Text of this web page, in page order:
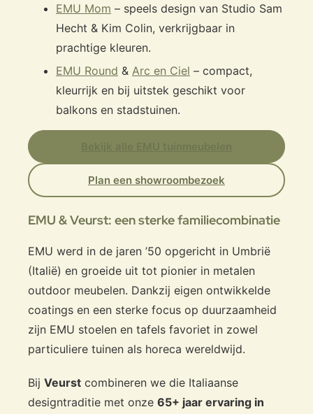
EMU Mom – speels design van Studio Sam
Hecht & Kim Colin, verkrijgbaar in
prachtige kleuren.
EMU Round & Arc en Ciel – compact,
kleurrijk en bij uitstek geschikt voor
balkons en stadstuinen.
Plan een showroombezoek
EMU & Veurst: een sterke familiecombinatie
EMU werd in de jaren ’50 opgericht in Umbrië
(Italië) en groeide uit tot pionier in metalen
outdoor meubelen. Dankzij eigen ontwikkelde
coatings en een sterke focus op duurzaamheid
zijn EMU stoelen en tafels favoriet in zowel
particuliere tuinen als horeca wereldwijd.
Bij Veurst combineren we die Italiaanse
designtraditie met onze 65+ jaar ervaring in